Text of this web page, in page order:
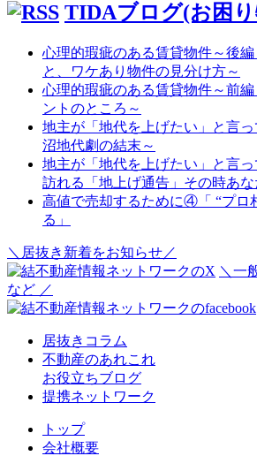
TIDAブログ(お困
心理的瑕疵のある賃貸物件～後
と、ワケあり物件の見分け方～
心理的瑕疵のある賃貸物件～前
ントのところ～
地主が「地代を上げたい」と言
沼地代劇の結末～
地主が「地代を上げたい」と言
訪れる「地上げ通告」その時あな
高値で売却するために④「 “プロ
る」
＼居抜き新着をお知らせ／
＼一
など ／
居抜きコラム
不動産のあれこれ
お役立ちブログ
提携ネットワーク
トップ
会社概要